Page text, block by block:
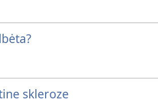
skleroze